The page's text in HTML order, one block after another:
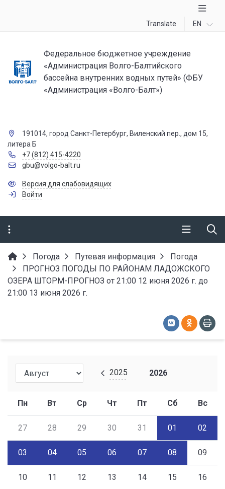
Translate EN
Федеральное бюджетное учреждение
«Администрация Волго-Балтийского
бассейна внутренних водных путей» (ФБУ
«Администрация «Волго-Балт»)
191014, город Санкт-Петербург, Виленский пер., дом 15,
литера Б
+7 (812) 415-4220
gbu@volgo-balt.ru
Версия для слабовидящих
Войти
Погода Путевая информация
Погода
ПРОГНОЗ ПОГОДЫ ПО РАЙОНАМ ЛАДОЖСКОГО
ОЗЕРА ШТОРМ-ПРОГНОЗ от 21:00 12 июня 2026 г. до
21:00 13 июня 2026 г.
2025 2026
Пн Вт Ср Чт Пт Сб Вс
27 28 29 30 31 01 02
03 04 05 06 07 08 09
10 11 12 13 14 15 16